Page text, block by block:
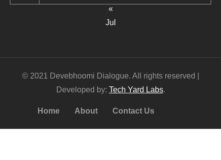
«
Jul
© 2021 Devebhoomi Dialogue. All rights reserved |
Developed by: Tech Yard Labs.
Home About Contact Us